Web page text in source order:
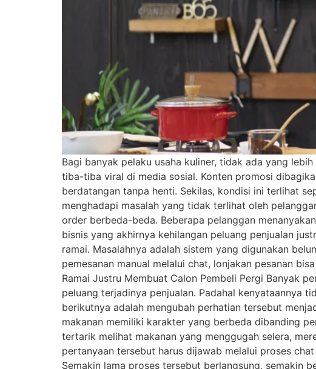
Bagi banyak pelaku usaha kuliner, tidak ada yang
tiba-tiba viral di media sosial. Konten promosi
berdatangan tanpa henti. Sekilas, kondisi ini terlihat
menghadapi masalah yang tidak terlihat oleh
order berbeda-beda. Beberapa pelanggan
bisnis yang akhirnya kehilangan peluang penjualan
ramai. Masalahnya adalah sistem yang digunakan
pemesanan manual melalui chat, lonjakan pesanan
Ramai Justru Membuat Calon Pembeli Pergi Banyak
peluang terjadinya penjualan. Padahal kenyataannya
berikutnya adalah mengubah perhatian tersebut
makanan memiliki karakter yang berbeda dibanding
tertarik melihat makanan yang menggugah selera,
pertanyaan tersebut harus dijawab melalui proses
Semakin lama proses tersebut berlangsung, semakin